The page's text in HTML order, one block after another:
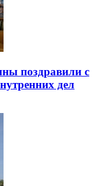
поздравили с
дел